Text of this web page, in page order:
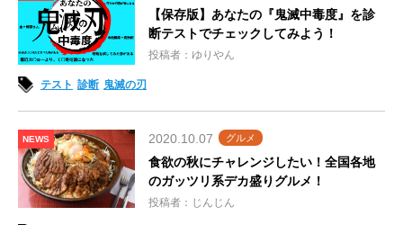
【保存版】あなたの『鬼滅中毒度』を診
断テストでチェックしてみよう！
投稿者：ゆりやん
テスト 診断 鬼滅の刃
NEWS 2020.10.07 グルメ
食欲の秋にチャレンジしたい！全国各地
のガッツリ系デカ盛りグルメ！
投稿者：じんじん